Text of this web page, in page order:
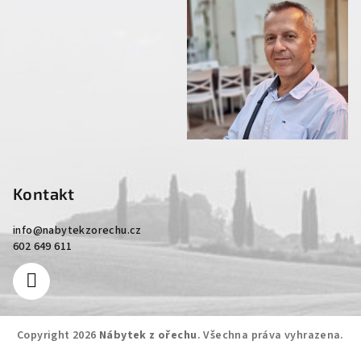
Kontakt
info@nabytekzorechu.cz
602 649 611
Copyright 2026 Nábytek z ořechu. Všechna práva vyhrazena.